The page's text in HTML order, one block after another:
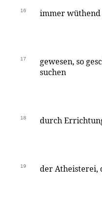
16 immer wüthend
17
gewesen, so
suchen
18 durch
19 der Atheisterei,